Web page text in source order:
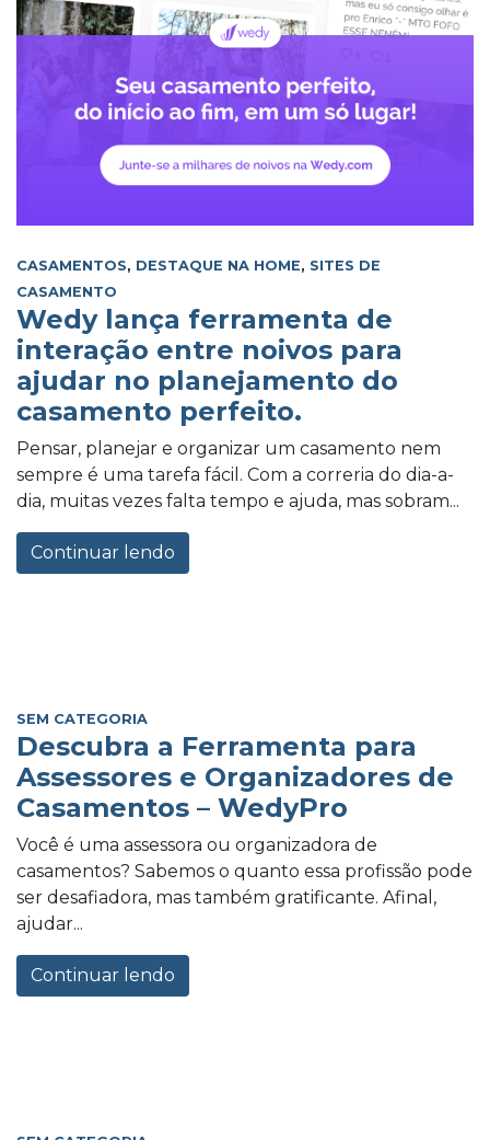
CASAMENTOS, DESTAQUE NA HOME, SITES DE
CASAMENTO
Wedy lança ferramenta de
interação entre noivos para
ajudar no planejamento do
casamento perfeito.
Pensar, planejar e organizar um casamento nem
sempre é uma tarefa fácil. Com a correria do dia-a-
dia, muitas vezes falta tempo e ajuda, mas sobram...
Continuar lendo
SEM CATEGORIA
Descubra a Ferramenta para
Assessores e Organizadores de
Casamentos – WedyPro
Você é uma assessora ou organizadora de
casamentos? Sabemos o quanto essa profissão pode
ser desafiadora, mas também gratificante. Afinal,
ajudar...
Continuar lendo